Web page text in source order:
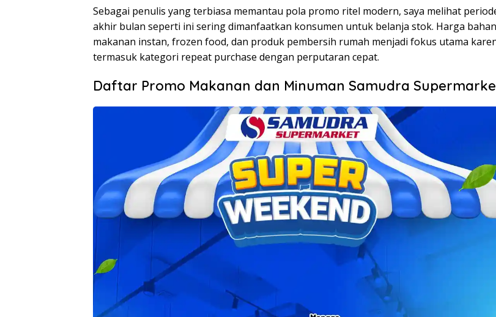
Sebagai penulis yang terbiasa memantau pola promo ritel modern, saya melihat
akhir bulan seperti ini sering dimanfaatkan konsumen untuk belanja stok. Harga bahan
makanan instan, frozen food, dan produk pembersih rumah menjadi fokus utama
termasuk kategori repeat purchase dengan perputaran cepat.
Daftar Promo Makanan dan Minuman Samudra